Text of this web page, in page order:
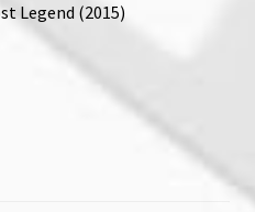
Legend (2015)